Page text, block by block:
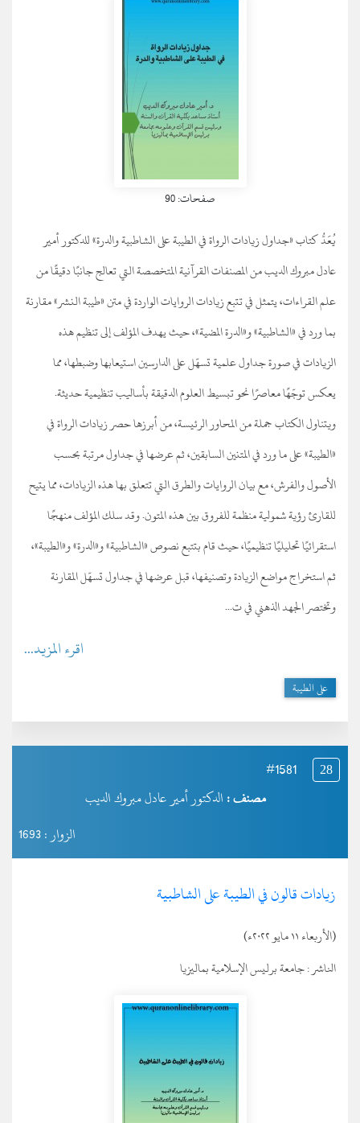
صفحات: 90
يُعَدُّ كتاب «جداول زيادات الرواة في الطيبة على الشاطبية والدرة» للدكتور أمير
عادل مبروك الديب من المصنفات القرآنية المتخصصة التي تعالج جانبًا دقيقًا من
علم القراءات، يتمثل في تتبع زيادات الروايات الواردة في متن «طيبة النشر» مقارنة
بما ورد في «الشاطبية» و«الدرة المضية»، حيث يهدف المؤلف إلى تنظيم هذه
الزيادات في صورة جداول علمية تسهّل على الدارسين استيعابها وضبطها، مما
يعكس توجّهًا معاصرًا نحو تبسيط العلوم الدقيقة بأساليب تنظيمية حديثة.
ويتناول الكتاب جملة من المحاور الرئيسة، من أبرزها حصر زيادات الرواة في
«الطيبة» على ما ورد في المتنين السابقين، ثم عرضها في جداول مرتبة بحسب
الأصول والفرش، مع بيان الروايات والطرق التي تتعلق بها هذه الزيادات، مما يتيح
للقارئ رؤية شمولية منظمة للفروق بين هذه المتون. وقد سلك المؤلف منهجًا
استقرائيًا تحليليًا تنظيميًا، حيث قام بتتبع نصوص «الشاطبية» و«الدرة» و«الطيبة»،
ثم استخراج مواضع الزيادة وتصنيفها، قبل عرضها في جداول تسهّل المقارنة
وتختصر الجهد الذهني في ت...
اقرء المزيد...
على الطيبة
28
#1581
مصنف : الدكتور أمير عادل مبروك الديب
الزوار : 1693
زيادات قالون في الطيبة على الشاطبية
(الأربعاء ١١ مايو ٢٠٢٢ء)
الناشر :جامعة برليس الإسلامية بماليزيا